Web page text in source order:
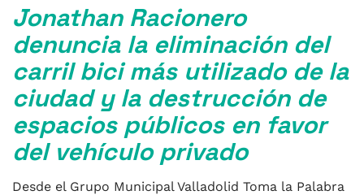
Jonathan Racionero
denuncia la eliminación del
carril bici más utilizado de la
ciudad y la destrucción de
espacios públicos en favor
del vehículo privado
Desde el Grupo Municipal Valladolid Toma la Palabra